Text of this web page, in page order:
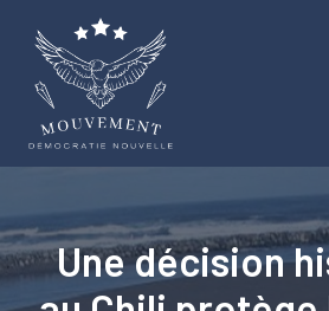
contenu
Une décision